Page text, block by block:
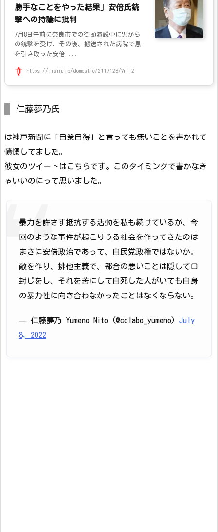
勝手なことをやった結果」安倍氏銃
撃への持論に批判
7月8日午前に奈良市での街頭演説中に男から
の銃撃を受け、その後、搬送された病院で息
を引き取った安倍 ...
https://jisin.jp/domestic/2117128/?rf=2
仁藤夢乃氏
は神戸新聞に「自業自得」と言っても無いことを書かれて
憤慨してました。
彼女のツイートはこちらです。このタイミングで書かなき
ゃいいのにって思いました。
暴力を許さず抵抗する活動を私も続けているが、今
回のような事件が起こりうる社会を作ってきたのは
まさに安倍政治であって、自民党政権ではないか。
敵を作り、排他主義で、都合の悪いことは隠して口
封じをし、それを苦にして自死した人がいても自身
の暴力性に向き合わなかったことはなくならない。
— 仁藤夢乃 Yumeno Nito (@colabo_yumeno) July
8, 2022